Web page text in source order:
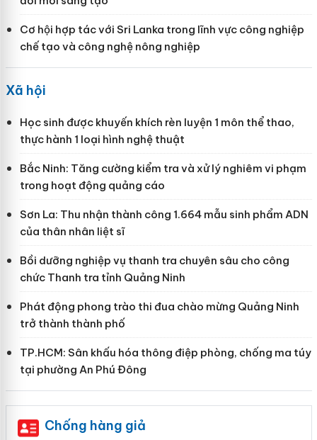
Cơ hội hợp tác với Sri Lanka trong lĩnh vực công nghiệp
chế tạo và công nghệ nông nghiệp
Xã hội
Học sinh được khuyến khích rèn luyện 1 môn thể thao,
thực hành 1 loại hình nghệ thuật
Bắc Ninh: Tăng cường kiểm tra và xử lý nghiêm vi phạm
trong hoạt động quảng cáo
Sơn La: Thu nhận thành công 1.664 mẫu sinh phẩm ADN
của thân nhân liệt sĩ
Bồi dưỡng nghiệp vụ thanh tra chuyên sâu cho công
chức Thanh tra tỉnh Quảng Ninh
Phát động phong trào thi đua chào mừng Quảng Ninh
trở thành thành phố
TP.HCM: Sân khấu hóa thông điệp phòng, chống ma túy
tại phường An Phú Đông
Chống hàng giả